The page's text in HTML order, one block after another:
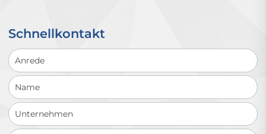
Schnellkontakt
Schnellkontakt